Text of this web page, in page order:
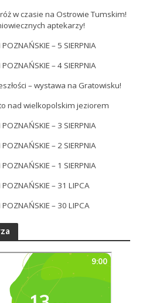
w czasie na Ostrowie Tumskim!
aptekarzy!
– 5 SIERPNIA
– 4 SIERPNIA
– wystawa na Gratowisku!
nad wielkopolskim jeziorem
– 3 SIERPNIA
– 2 SIERPNIA
– 1 SIERPNIA
POZNAŃSKIE – 31 LIPCA
POZNAŃSKIE – 30 LIPCA